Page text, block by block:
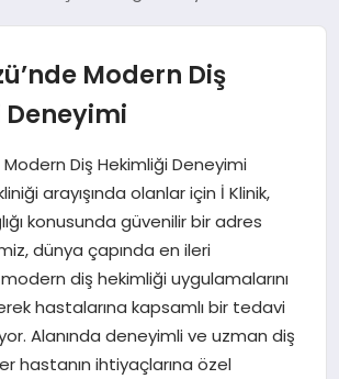
Modern Diş
Modern Diş Hekimliği Deneyimi
arayışında olanlar için İ Klinik,
konusunda güvenilir bir adres
dünya çapında en ileri
diş hekimliği uygulamalarını
hastalarına kapsamlı bir tedavi
Alanında deneyimli ve uzman diş
hastanın ihtiyaçlarına özel